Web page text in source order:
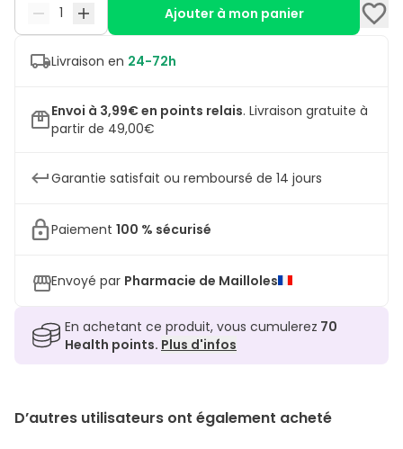
Ajouter à mon panier
Livraison en 24-72h
Envoi à 3,99€ en points relais. Livraison gratuite à
partir de 49,00€
Garantie satisfait ou remboursé de 14 jours
Paiement 100 % sécurisé
Envoyé par Pharmacie de Mailloles
En achetant ce produit, vous cumulerez 70
Health points. Plus d'infos
D’autres utilisateurs ont également acheté